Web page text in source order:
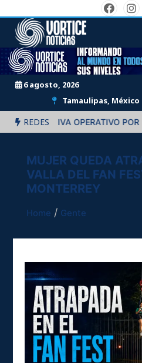
to
content
"Informando al mundo
6 agosto, 2026
Tamaulipas, México
REDES
OPERATIVO POR LLUVIAS
MUJER QUEDA
VALLA DEL FAN
MONTERREY
Home Gente